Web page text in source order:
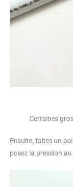
Certaines
Ensuite, faites un
posez la pression